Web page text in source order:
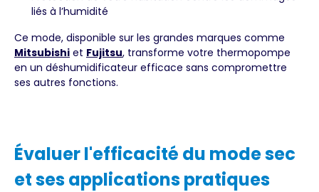
liés à l’humidité
Ce mode, disponible sur les grandes marques comme
Mitsubishi et Fujitsu, transforme votre thermopompe
en un déshumidificateur efficace sans compromettre
ses autres fonctions.
Évaluer l'efficacité du mode sec
et ses applications pratiques